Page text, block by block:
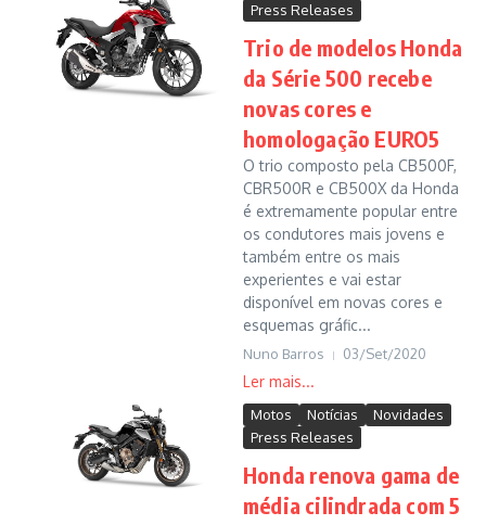
Press Releases
Trio de modelos Honda
da Série 500 recebe
novas cores e
homologação EURO5
O trio composto pela CB500F,
CBR500R e CB500X da Honda
é extremamente popular entre
os condutores mais jovens e
também entre os mais
experientes e vai estar
disponível em novas cores e
esquemas gráfic...
Nuno Barros 03/Set/2020
Motos Notícias
Novidades
Press Releases
Honda renova gama de
média cilindrada com 5